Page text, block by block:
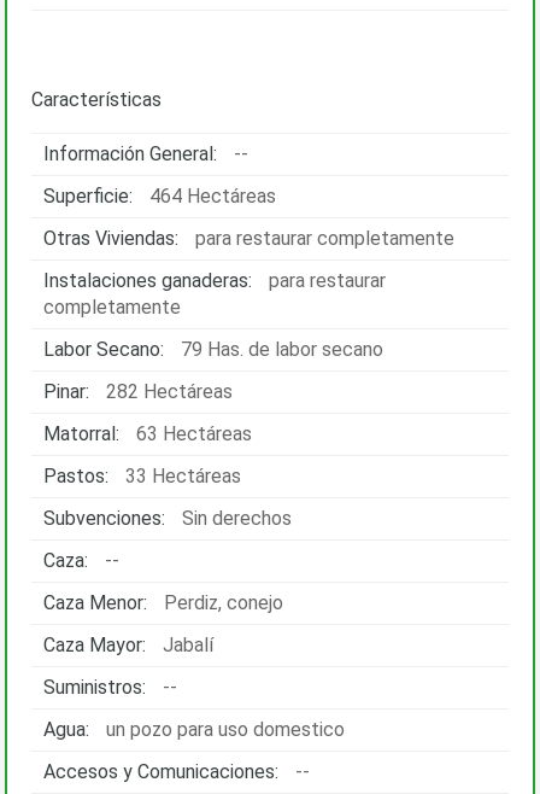
Características
Información General:
--
Superficie:
464 Hectáreas
Otras Viviendas:
para restaurar completamente
Instalaciones ganaderas:
para restaurar
completamente
Labor Secano:
79 Has. de labor secano
Pinar:
282 Hectáreas
Matorral:
63 Hectáreas
Pastos:
33 Hectáreas
Subvenciones:
Sin derechos
Caza:
--
Caza Menor:
Perdiz, conejo
Caza Mayor:
Jabalí
Suministros:
--
Agua:
un pozo para uso domestico
Accesos y Comunicaciones:
--